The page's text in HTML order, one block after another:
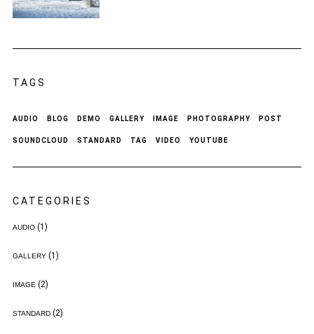
TAGS
AUDIO BLOG DEMO GALLERY IMAGE PHOTOGRAPHY POST
SOUNDCLOUD STANDARD TAG VIDEO YOUTUBE
CATEGORIES
AUDIO(1)
GALLERY(1)
IMAGE(2)
STANDARD(2)